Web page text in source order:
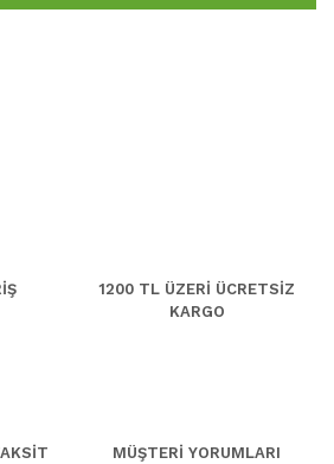
1200 TL ÜZERİ ÜCRETSİZ
KARGO
MÜŞTERİ YORUMLARI